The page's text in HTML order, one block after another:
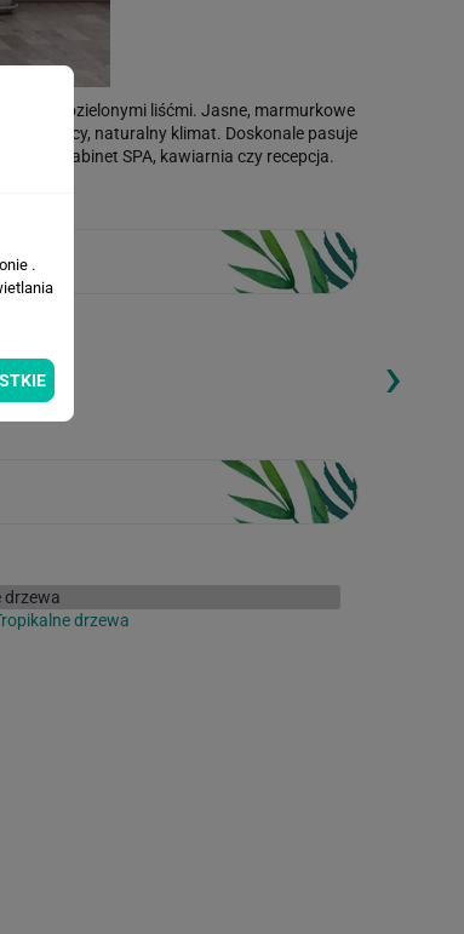
liśćmi. Jasne, marmurkowe
kojący, naturalny klimat. Doskonale pasuje
jak gabinet SPA, kawiarnia czy recepcja.
Loading...
›
drzewa
.